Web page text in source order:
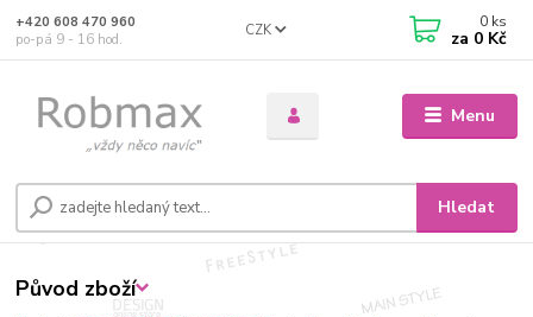
Menu
CZK
Hledat
+420 608 470 960
po-pá 9 - 16 hod.
0 ks
za 0 Kč
Původ zboží